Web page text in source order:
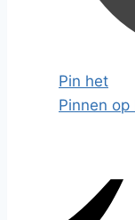
Pin het
Pinnen